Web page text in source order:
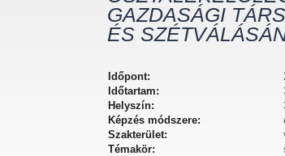
GAZDASÁGI
ÉS
Időpont:
Időtartam:
Helyszín:
Képzés módszere:
Szakterület:
Témakör: